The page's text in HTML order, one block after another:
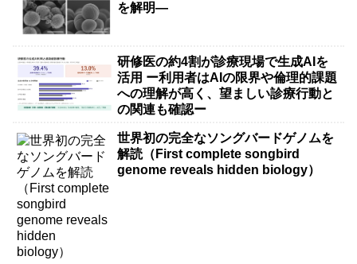
を解明―
研修医の約4割が診療現場で生成AIを
活用 ー利用者はAIの限界や倫理的課題
への理解が高く、望ましい診療行動と
の関連も確認ー
世界初の完全なソングバードゲノムを
解読（First complete songbird
genome reveals hidden biology）